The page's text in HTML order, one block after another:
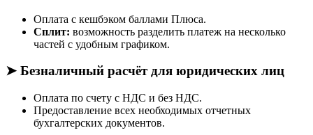
Оплата с кешбэком баллами Плюса.
Сплит: возможность разделить платеж на несколько
частей с удобным графиком.
➤ Безналичный расчёт для юридических лиц
Оплата по счету с НДС и без НДС.
Предоставление всех необходимых отчетных
бухгалтерских документов.